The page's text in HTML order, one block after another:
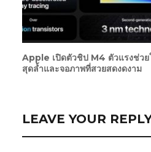
Apple เปิดตัวชิป M4 ตัวแรงช่ว
สุดล้ำและจอภาพที่สวยสดงดงาม
LEAVE YOUR